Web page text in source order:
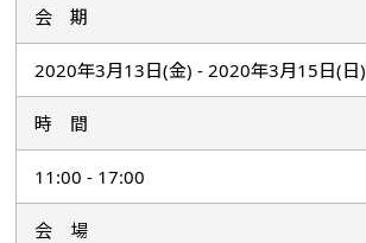
会 期
2020年3月13日(金) - 2020年3月15日(日)
時 間
11:00 - 17:00
会 場